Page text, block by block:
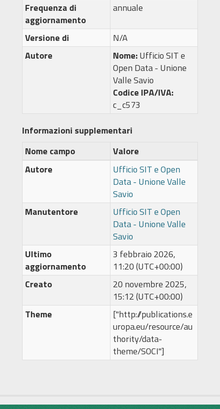
Frequenza di
aggiornamento
annuale
Versione di
N/A
Autore
Nome:Ufficio SIT e
Open Data - Unione
Valle Savio
Codice IPA/IVA:
c_c573
Informazioni supplementari
Nome campo
Valore
Autore
Ufficio SIT e Open
Data - Unione Valle
Savio
Manutentore
Ufficio SIT e Open
Data - Unione Valle
Savio
Ultimo
aggiornamento
3 febbraio 2026,
11:20 (UTC+00:00)
Creato
20 novembre 2025,
15:12 (UTC+00:00)
Theme
["http://publications.e
uropa.eu/resource/au
thority/data-
theme/SOCI"]